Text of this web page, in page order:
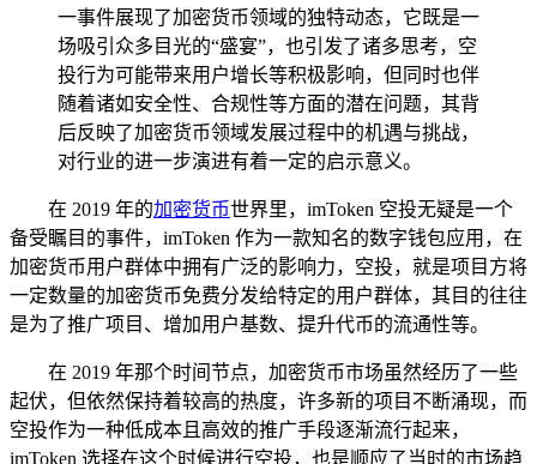
一事件展现了加密货币领域的独特动态，它既是一
场吸引众多目光的“盛宴”，也引发了诸多思考，空
投行为可能带来用户增长等积极影响，但同时也伴
随着诸如安全性、合规性等方面的潜在问题，其背
后反映了加密货币领域发展过程中的机遇与挑战，
对行业的进一步演进有着一定的启示意义。
在 2019 年的加密货币世界里，imToken 空投无疑是一个
备受瞩目的事件，imToken 作为一款知名的数字钱包应用，在
加密货币用户群体中拥有广泛的影响力，空投，就是项目方将
一定数量的加密货币免费分发给特定的用户群体，其目的往往
是为了推广项目、增加用户基数、提升代币的流通性等。
在 2019 年那个时间节点，加密货币市场虽然经历了一些
起伏，但依然保持着较高的热度，许多新的项目不断涌现，而
空投作为一种低成本且高效的推广手段逐渐流行起来，
imToken 选择在这个时候进行空投，也是顺应了当时的市场趋